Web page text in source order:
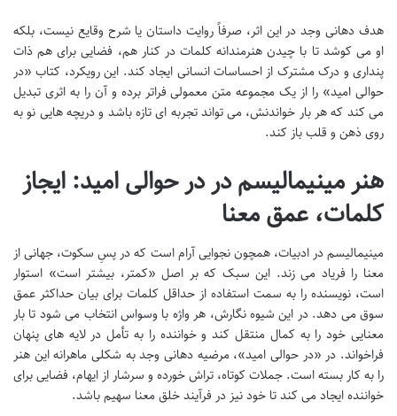
هدف دهانی وجد در این اثر، صرفاً روایت داستان یا شرح وقایع نیست، بلکه
او می کوشد تا با چیدن هنرمندانه کلمات در کنار هم، فضایی برای هم ذات
پنداری و درک مشترک از احساسات انسانی ایجاد کند. این رویکرد، کتاب «در
حوالی امید» را از یک مجموعه متن معمولی فراتر برده و آن را به اثری تبدیل
می کند که هر بار خواندنش، می تواند تجربه ای تازه باشد و دریچه هایی نو به
روی ذهن و قلب باز کند.
هنر مینیمالیسم دردر حوالی امید: ایجاز
کلمات، عمق معنا
مینیمالیسم در ادبیات، همچون نجوایی آرام است که در پسِ سکوت، جهانی از
معنا را فریاد می زند. این سبک که بر اصل «کمتر، بیشتر است» استوار
است، نویسنده را به سمت استفاده از حداقل کلمات برای بیان حداکثر عمق
سوق می دهد. در این شیوه نگارش، هر واژه با وسواس انتخاب می شود تا بار
معنایی خود را به کمال منتقل کند و خواننده را به تأمل در لایه های پنهان
فراخواند. در «در حوالی امید»، مرضیه دهانی وجد به شکلی ماهرانه این هنر
را به کار بسته است. جملات کوتاه، تراش خورده و سرشار از ایهام، فضایی برای
خواننده ایجاد می کند تا خود نیز در فرآیند خلق معنا سهیم باشد.